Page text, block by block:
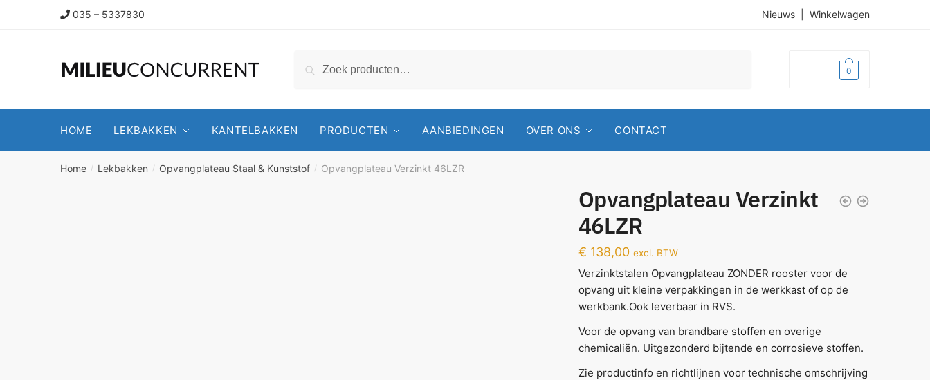
035 – 5337830 Nieuws Winkelwagen
Zoeken 0
HOME LEKBAKKEN KANTELBAKKEN PRODUCTEN AANBIEDINGEN OVER ONS CONTACT
Home / Lekbakken / Opvangplateau Staal & Kunststof / Opvangplateau Verzinkt 46LZR
Opvangplateau Verzinkt
46LZR
€ 138,00 excl. BTW
Verzinktstalen Opvangplateau ZONDER rooster voor de
opvang uit kleine verpakkingen in de werkkast of op de
werkbank.Ook leverbaar in RVS.
Voor de opvang van brandbare stoffen en overige
chemicaliën. Uitgezonderd bijtende en corrosieve stoffen.
Zie productinfo en richtlijnen voor technische omschrijving